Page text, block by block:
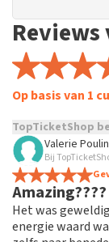
Reviews
Op basis van 1
TopTicketShop
TopTicketShop
hebt
weken duren
Valerie
Bij
Amazing????
Het was
energie waard